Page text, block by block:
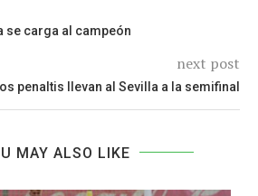
se carga al campeón
next post
penaltis llevan al Sevilla a la semifinal
MAY ALSO LIKE